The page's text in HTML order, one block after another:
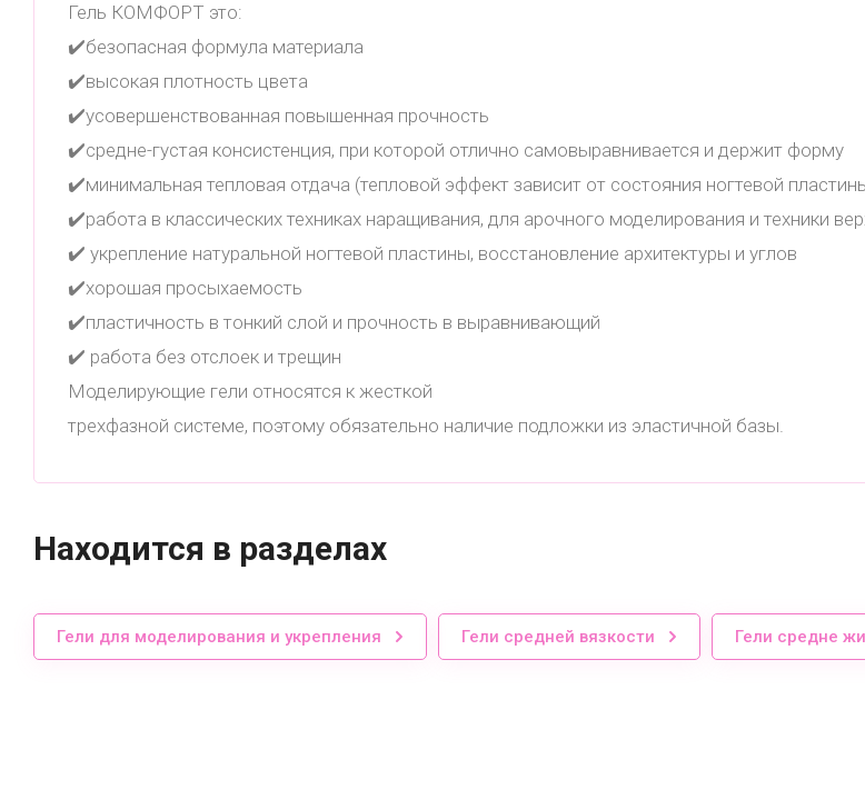
Гель КОМФОРТ это:
✔️безопасная формула материала
✔️высокая плотность цвета
✔️усовершенствованная повышенная прочность
✔️средне-густая консистенция, при которой отлично самовыравнивается и держит форму
✔️минимальная тепловая отдача (тепловой эффект зависит от состояния ногтевой
✔️работа в классических техниках наращивания, для арочного моделирования и техники
✔️ укрепление натуральной ногтевой пластины, восстановление архитектуры и углов
✔️хорошая просыхаемость
✔️пластичность в тонкий слой и прочность в выравнивающий
✔️ работа без отслоек и трещин
Моделирующие гели относятся к жесткой
трехфазной системе, поэтому обязательно наличие подложки из эластичной базы.
Находится в разделах
Гели для моделирования и укрепления Гели средней вязкости Гели средне